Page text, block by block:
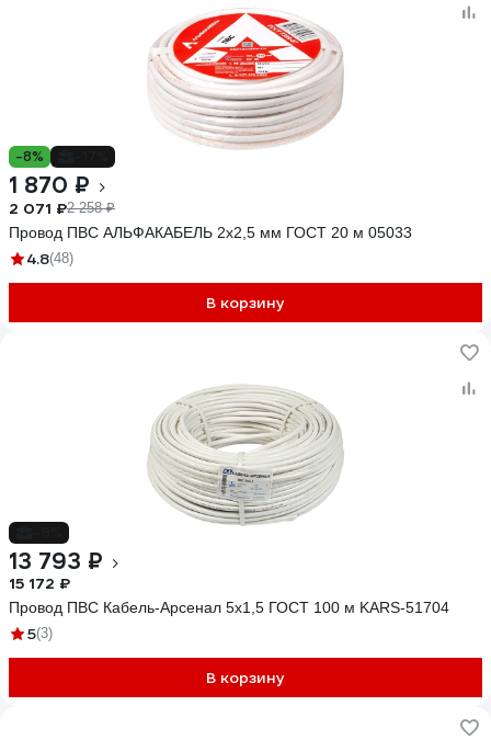
-8%
1 870 ₽
2 071 ₽2 258 ₽
Провод ПВС АЛЬФАКАБЕЛЬ 2х2,5 мм ГОСТ 20 м 05033
4.8(48)
В корзину
13 793 ₽
15 172 ₽
Провод ПВС Кабель-Арсенал 5x1,5 ГОСТ 100 м KARS-51704
5(3)
В корзину